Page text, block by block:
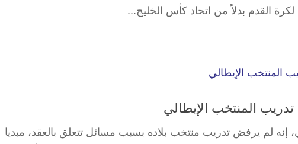
لكرة القدم بدلاً من اتحاد كأس الخليج...
المنتخب الإيطالي
إنه ​لم يرفض تدريب ⁠منتخب بلاده بسبب مسائل تتعلق بالعقد، ‌مبديا